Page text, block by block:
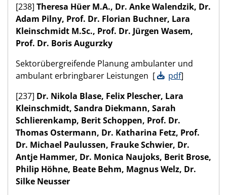
[238] Theresa Hüer M.A., Dr. Anke Walendzik, Dr.
Adam Pilny, Prof. Dr. Florian Buchner, Lara
Kleinschmidt M.Sc., Prof. Dr. Jürgen Wasem,
Prof. Dr. Boris Augurzky
Sektorübergreifende Planung ambulanter und
ambulant erbringbarer Leistungen [
pdf]
[237] Dr. Nikola Blase, Felix Plescher, Lara
Kleinschmidt, Sandra Diekmann, Sarah
Schlierenkamp, Berit Schoppen, Prof. Dr.
Thomas Ostermann, Dr. Katharina Fetz, Prof.
Dr. Michael Paulussen, Frauke Schwier, Dr.
Antje Hammer, Dr. Monica Naujoks, Berit Brose,
Philip Höhne, Beate Behm, Magnus Welz, Dr.
Silke Neusser